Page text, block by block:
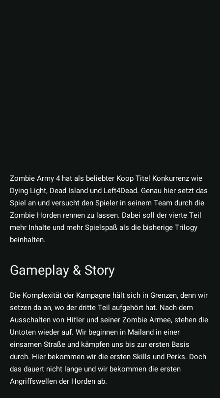
Zombie Army 4 hat als beliebter Koop Titel Konkurrenz wie
Dying Light, Dead Island und Left4Dead. Genau hier setzt das
Spiel an und versucht den Spieler in seinem Team durch die
Zombie Horden rennen zu lassen. Dabei soll der vierte Teil
mehr Inhalte und mehr Spielspaß als die bisherige Trilogy
beinhalten.
Gameplay & Story
Die Komplexität der Kampagne hält sich in Grenzen, denn wir
setzen da an, wo der dritte Teil aufgehört hat. Nach dem
Ausschalten von Hitler und seiner Zombie Armee, stehen die
Untoten wieder auf. Wir beginnen in Mailand in einer
einsamen Straße und kämpfen uns bis zur ersten Basis
durch. Hier bekommen wir die ersten Skills und Perks. Doch
das dauert nicht lange und wir bekommen die ersten
Angriffswellen der Horden ab.